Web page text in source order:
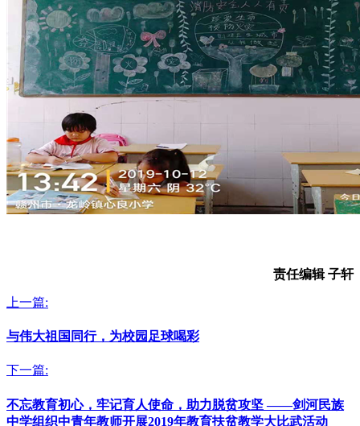
责任编辑 子轩
上一篇:
与伟大祖国同行，为校园足球喝彩
下一篇:
不忘教育初心，牢记育人使命，助力脱贫攻坚 ——剑河民族
中学组织中青年教师开展2019年教育扶贫教学大比武活动